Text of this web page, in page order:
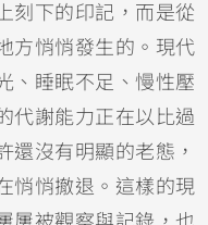
刻下的印記，而是從
方悄悄發生的。現代
、睡眠不足、慢性壓
代謝能力正在以比過
還沒有明顯的老態，
悄悄撤退。這樣的現